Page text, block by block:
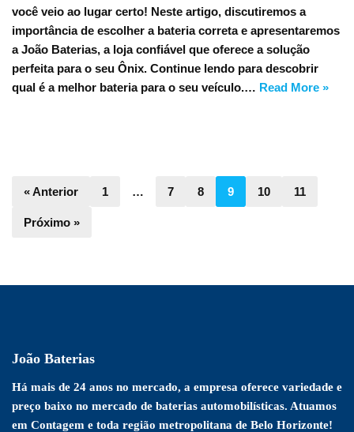
você veio ao lugar certo! Neste artigo, discutiremos a
importância de escolher a bateria correta e apresentaremos
a João Baterias, a loja confiável que oferece a solução
perfeita para o seu Ônix. Continue lendo para descobrir
qual é a melhor bateria para o seu veículo.… Read More »
« Anterior 1 … 7 8 9 10 11
Próximo »
João Baterias
Há mais de 24 anos no mercado, a empresa oferece variedade e
preço baixo no mercado de baterias automobilísticas. Atuamos
em Contagem e toda região metropolitana de Belo Horizonte!